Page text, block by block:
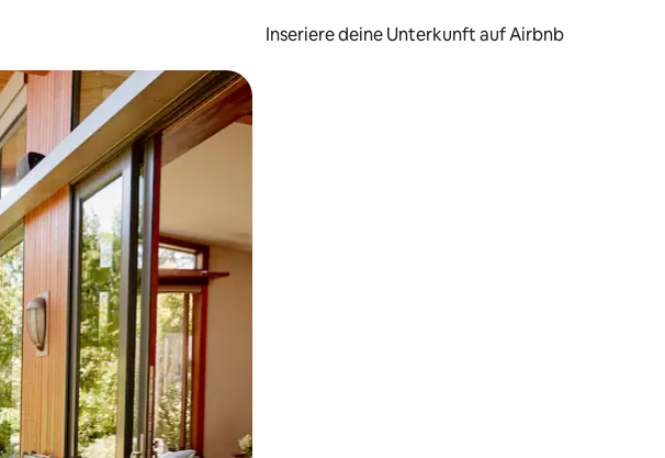
Inseriere deine Unterkunft auf Airbnb
die Ergebnisse durch Berühren oder Wischgesten.